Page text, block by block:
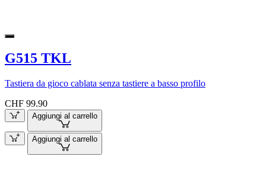
G515 TKL
Tastiera da gioco cablata senza tastiere a basso profilo
CHF 99.90
Aggiungi al carrello
Aggiungi al carrello